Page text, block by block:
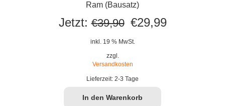
Ram (Bausatz)
Jetzt: €39,90 Ursprünglicher
Preis
€39,90
€29,99Aktueller
inkl. 19 % MwSt.
zzgl.
Versandkosten
Lieferzeit: 2-3 Tage
In den Warenkorb